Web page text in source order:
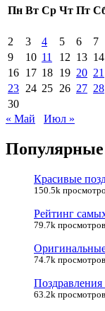
Пн Вт Ср Чт Пт
2
3 4 5 6 7
9
10 11 12 13 14
16 17 18 19 20 21
23 24 25 26 27 28
30
« Май
Июл »
Красивые
150.5k
Рейтинг
79.7k просмотров
74.7k просмотров
63.2k просмотров